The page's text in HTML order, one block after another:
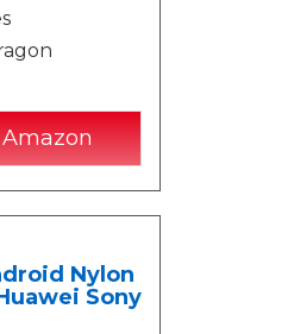
Nylon
Sony